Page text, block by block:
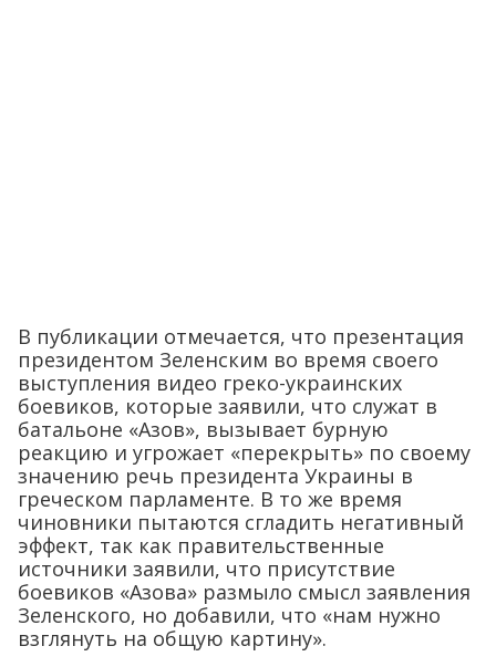
В публикации отмечается, что презентация
президентом Зеленским во время своего
выступления видео греко-украинских
боевиков, которые заявили, что служат в
батальоне «Азов», вызывает бурную
реакцию и угрожает «перекрыть» по своему
значению речь президента Украины в
греческом парламенте. В то же время
чиновники пытаются сгладить негативный
эффект, так как правительственные
источники заявили, что присутствие
боевиков «Азова» размыло смысл заявления
Зеленского, но добавили, что «нам нужно
взглянуть на общую картину».